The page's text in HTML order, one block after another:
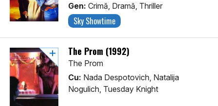
Gen: Crimă, Dramă, Thriller
Sky Showtime
The Prom (1992)
The Prom
Cu: Nada Despotovich, Natalija
Nogulich, Tuesday Knight